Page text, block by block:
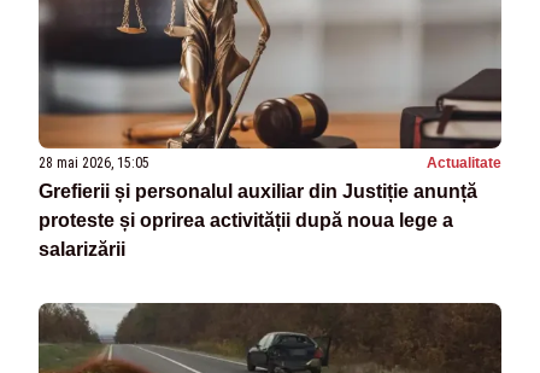
28 mai 2026, 15:05 Actualitate
Grefierii și personalul auxiliar din Justiție anunță
proteste și oprirea activității după noua lege a
salarizării